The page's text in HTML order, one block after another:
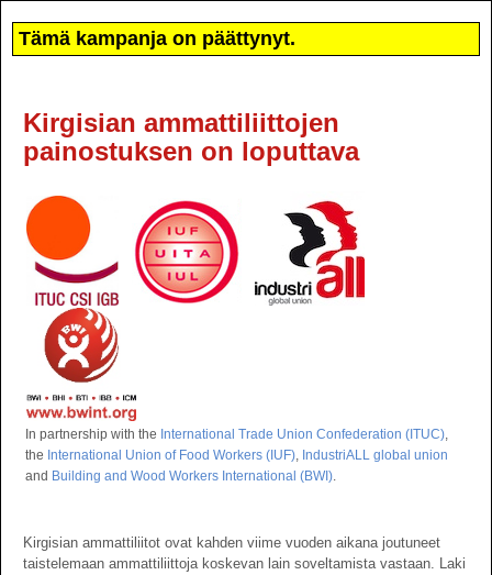
Tämä kampanja on päättynyt.
Kirgisian ammattiliittojen
painostuksen on loputtava
In partnership with the International Trade Union Confederation (ITUC),
the International Union of Food Workers (IUF), IndustriALL global union
and Building and Wood Workers International (BWI).
Kirgisian ammattiliitot ovat kahden viime vuoden aikana joutuneet
taistelemaan ammattiliittoja koskevan lain soveltamista vastaan. Laki